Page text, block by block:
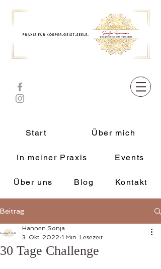
Start Über mich
In meiner Praxis Events
Über uns Blog Kontakt
Beitrag
30 Tage Challenge
Hannen Sonja
3. Okt. 2022 1 Min. Lesezeit